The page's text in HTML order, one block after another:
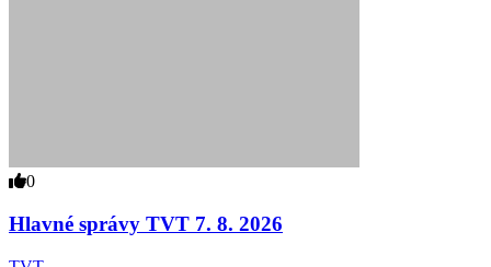
0
Hlavné správy TVT 7. 8. 2026